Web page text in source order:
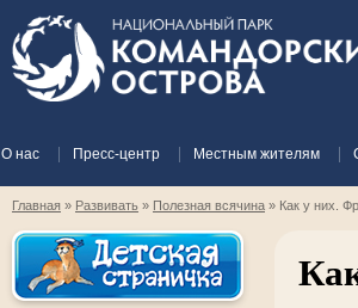
О нас Пресс-центр Местным жителям
Главная » Развивать » Полезная всячина » Как у них.